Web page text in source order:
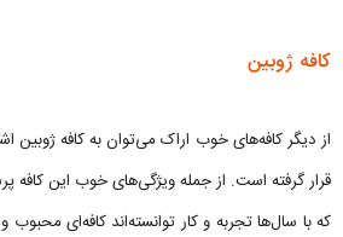
کافه ژوبین
از دیگر کافه‌های خوب اراک می‌توان به کافه ژوبین
قرار گرفته است. از جمله ویژگی‌های خوب این کافه
که با سال‌ها تجربه و کار توانسته‌اند کافه‌ای